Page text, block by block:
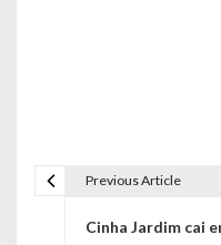
Previous Article
Cinha Jardim cai